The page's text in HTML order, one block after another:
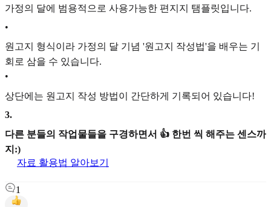
가정의 달에 범용적으로 사용가능한 편지지 탬플릿입니다.
•
원고지 형식이라 가정의 달 기념 '원고지 작성법'을 배우는 기
회로 삼을 수 있습니다.
•
상단에는 원고지 작성 방법이 간단하게 기록되어 있습니다!
3.
다른 분들의 작업물들을 구경하면서 👍 한번 씩 해주는 센스까
지:)
자료 활용법 알아보기
1